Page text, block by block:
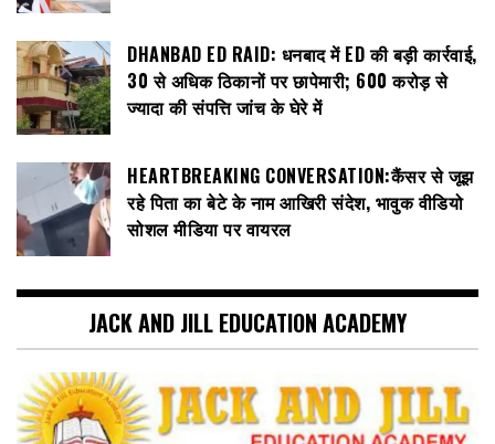
DHANBAD ED RAID: धनबाद में ED की बड़ी कार्रवाई,
30 से अधिक ठिकानों पर छापेमारी; 600 करोड़ से
ज्यादा की संपत्ति जांच के घेरे में
HEARTBREAKING CONVERSATION:कैंसर से जूझ
रहे पिता का बेटे के नाम आखिरी संदेश, भावुक वीडियो
सोशल मीडिया पर वायरल
JACK AND JILL EDUCATION ACADEMY